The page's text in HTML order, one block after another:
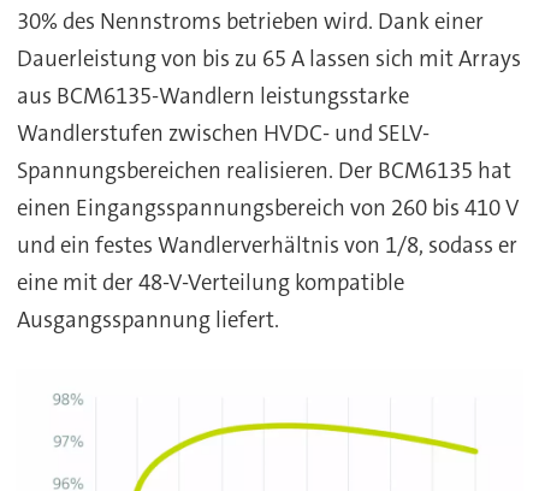
30% des Nennstroms betrieben wird. Dank einer
Dauerleistung von bis zu 65 A lassen sich mit Arrays
aus BCM6135-Wandlern leistungsstarke
Wandlerstufen zwischen HVDC- und SELV-
Spannungsbereichen realisieren. Der BCM6135 hat
einen Eingangsspannungsbereich von 260 bis 410 V
und ein festes Wandlerverhältnis von 1/8, sodass er
eine mit der 48-V-Verteilung kompatible
Ausgangsspannung liefert.